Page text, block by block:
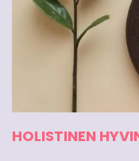
HOLISTINEN